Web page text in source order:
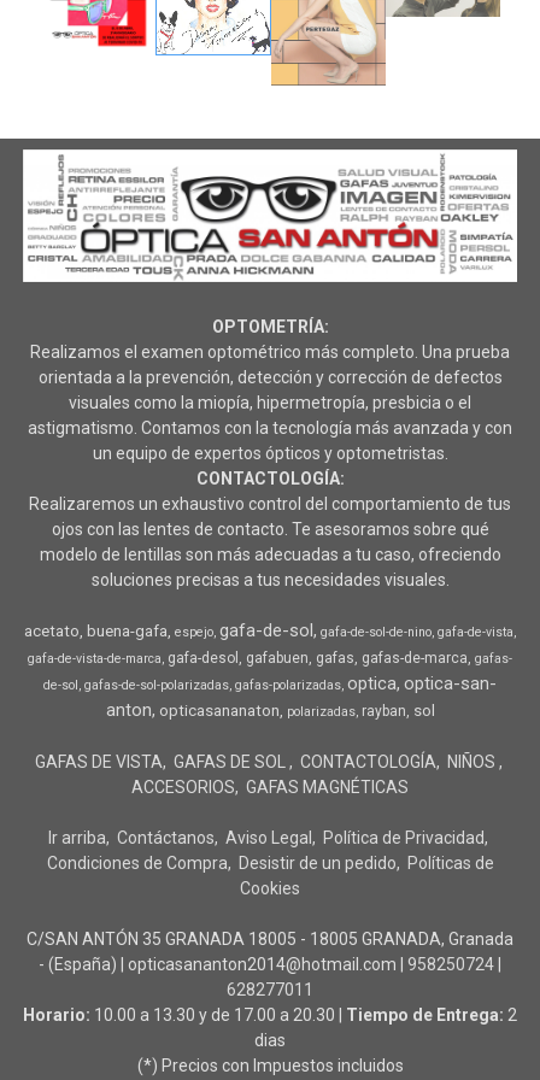
OPTOMETRÍA:
Realizamos el examen optométrico más completo. Una prueba
orientada a la prevención, detección y corrección de defectos
visuales como la miopía, hipermetropía, presbicia o el
astigmatismo. Contamos con la tecnología más avanzada y con
un equipo de expertos ópticos y optometristas.
CONTACTOLOGÍA:
Realizaremos un exhaustivo control del comportamiento de tus
ojos con las lentes de contacto. Te asesoramos sobre qué
modelo de lentillas son más adecuadas a tu caso, ofreciendo
soluciones precisas a tus necesidades visuales.
acetato buena-gafa espejo gafa-de-sol gafa-de-sol-de-nino gafa-de-vista
gafa-de-vista-de-marca gafa-desol gafabuen gafas gafas-de-marca gafas-
de-sol gafas-de-sol-polarizadas gafas-polarizadas optica optica-san-
anton opticasananaton polarizadas rayban sol
GAFAS DE VISTA GAFAS DE SOL CONTACTOLOGÍA
NIÑOS
ACCESORIOS
GAFAS MAGNÉTICAS
Ir arriba Contáctanos Aviso Legal
Política de Privacidad
Condiciones de Compra
Desistir de un pedido
Políticas de
Cookies
C/SAN ANTÓN 35 GRANADA 18005 - 18005 GRANADA, Granada
- (España) | opticasananton2014@hotmail.com | 958250724
628277011
Horario: 10.00 a 13.30 y de 17.00 a 20.30 | Tiempo de Entrega: 2
dias
(*) Precios con Impuestos incluidos